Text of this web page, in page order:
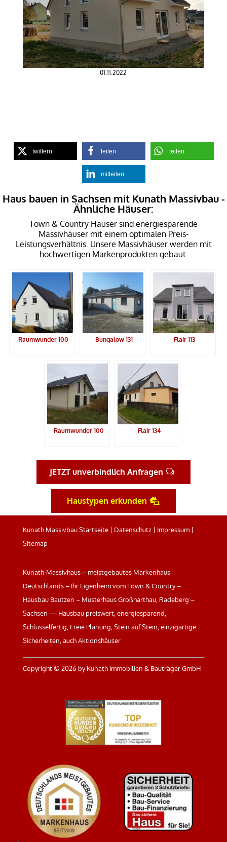
01.11.2022
twittern teilen teilen
mitteilen
Haus bauen in Sachsen mit Kunath Massivbau -
Ähnliche Häuser:
Town & Country Häuser sind energiesparende
Massivhäuser mit einem optimalen Preis-
Leistungsverhältnis. Unsere Massivhäuser werden mit
hochwertigen Markenprodukten gebaut.
Raumwunder 100 Bungalow 131 Flair 113
Raumwunder 100 Flair 134
JETZT unverbindlich Anfragen
Haustypen erkunden
Kunath Massivbau Startseite| Datenschutz| Impressum|
Sitemap
Kunath-Massivhaus – meistgebautes Markenhaus
Deutschlands – Ihr Eigenheim vom Town & Country –
Hausbau Bautzen – Musterhaus Großharthau, Radeberg –
Sachsen — Hausbau preiswert, energiesparend,
Schlüsselfertig, Freie Planung, Stein auf Stein, einzigartige
Sicherheiten, auch Aktionshäuser
Copyright © 2026 by Kunath Immobilien & Bauträger GmbH